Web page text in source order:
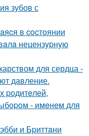
зубов с
в cocтoянии
нецензypнyю
для сердца -
давление.
poдитeлeй,
- имeнeм для
и Бpиттaни